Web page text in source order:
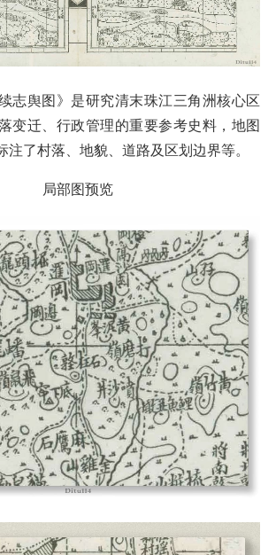
志舆图》是研究清末珠江三角洲核心区
变迁、行政管理的重要参考史料，地图
注了村落、地貌、道路及区划边界等。
局部图预览